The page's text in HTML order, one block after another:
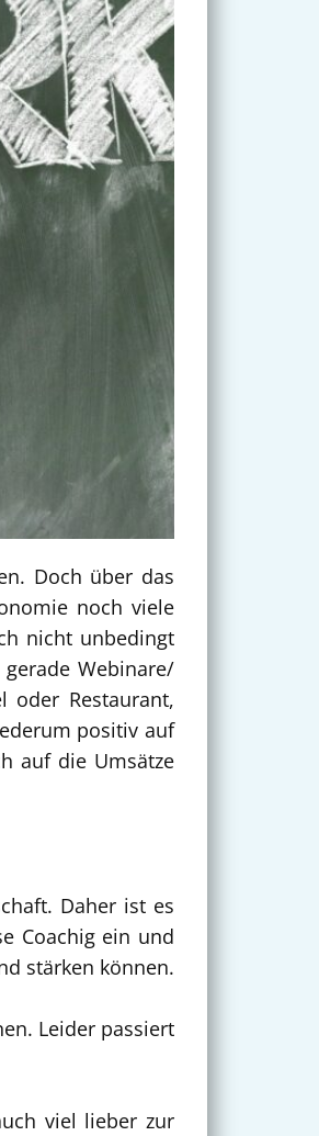
Doch über das
noch viele
nicht unbedingt
Webinare/
oder Restaurant,
positiv auf
auf die Umsätze
Daher ist es
Coachig ein und
stärken können.
Leider passiert
viel lieber zur